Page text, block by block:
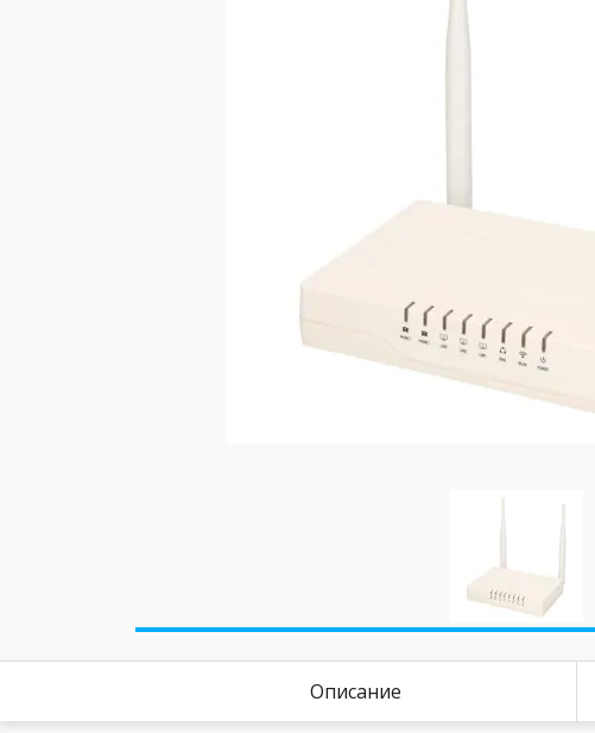
Описание